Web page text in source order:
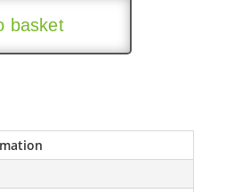
basket